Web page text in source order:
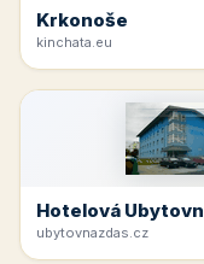
Krkonoše
kinchata.eu
Hotelová
ubytovnazdas.cz